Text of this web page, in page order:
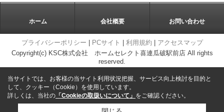
ホーム 会社概要 お問い合わせ
プライバシーポリシー PCサイト 利用規約
アクセスマップ
Copyright(c) KSC株式会社 ホームセレクト喜連瓜破駅前店 All rights
reserved.
当サイトでは、お客様の当サイト利用状況把握、サービス向上検討を目的と
して、クッキー（Cookie）を使用しています。
詳しくは、当社の 「Cookieの取扱いについて」 をご確認ください。